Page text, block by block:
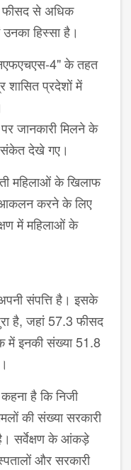
फीसद से अधिक
हिस्सा है।
4" के तहत
प्रदेशों में
जानकारी मिलने के
संकेत देखे गए।
महिलाओं के खिलाफ
आकलन करने के लिए
में महिलाओं के
संपत्ति है। इसके
है, जहां 57.3 फीसद
में इनकी संख्या 51.8
कहना है कि निजी
की संख्या सरकारी
सर्वेक्षण के आंकड़े
और सरकारी